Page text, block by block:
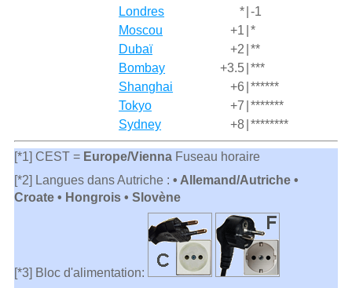
Londres
* -1
Moscou
+1 *
Dubaï
+2 **
Bombay
+3.5 ***
Shanghai
+6 ******
Tokyo
+7 *******
Sydney
+8 ********
[*1] CEST = Europe/ViennaFuseau horaire
[*2] Langues dans Autriche : • Allemand/Autriche •
Croate • Hongrois • Slovène
[*3] Bloc d'alimentation: